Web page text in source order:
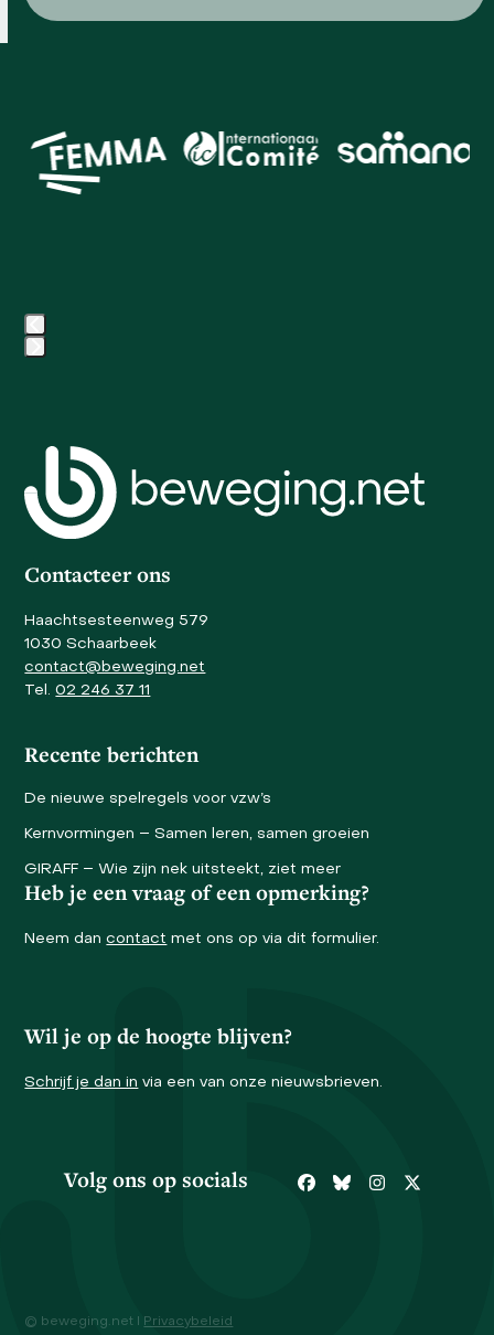
the
left
and
access
the
the
first
slide
Contacteer ons
Haachtsesteenweg 579
1030 Schaarbeek
contact@beweging.net
Tel.02 246 37 11
Recente berichten
De nieuwe spelregels voor vzw’s
Kernvormingen – Samen leren, samen groeien
GIRAFF – Wie zijn nek uitsteekt, ziet meer
Heb je een vraag of een opmerking?
Neem dancontact met ons op via dit formulier.
Wil je op de hoogte blijven?
Schrijf je dan in via een van onze nieuwsbrieven.
Volg ons op socials Facebook
BlueskyInstagram
Twitter
© beweging.net I Privacybeleid